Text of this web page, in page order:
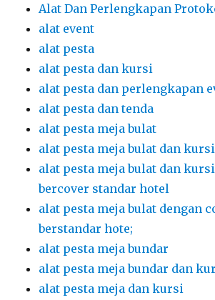
Alat Dan Perlengkapan
alat event
alat pesta
alat pesta dan kursi
alat pesta dan perlengkapan
alat pesta dan tenda
alat pesta meja bulat
alat pesta meja bulat dan
alat pesta meja bulat dan
bercover standar hotel
alat pesta meja bulat dengan
berstandar hote;
alat pesta meja bundar
alat pesta meja bundar dan
alat pesta meja dan kursi